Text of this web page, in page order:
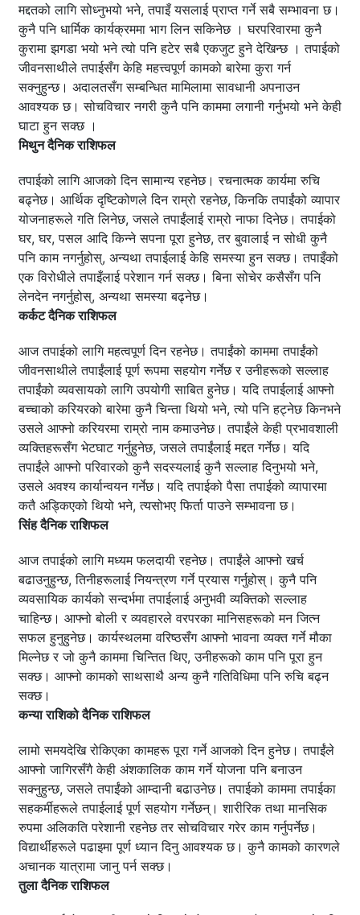
मद्दतको लागि सोध्नुभयो भने, तपाइँ यसलाई प्राप्त गर्ने सबै सम्भावना छ।
कुनै पनि धार्मिक कार्यक्रममा भाग लिन सकिनेछ । घरपरिवारमा कुनै
कुरामा झगडा भयो भने त्यो पनि हटेर सबै एकजुट हुने देखिन्छ । तपाईको
जीवनसाथीले तपाईसँग केहि महत्त्वपूर्ण कामको बारेमा कुरा गर्न
सक्नुहुन्छ। अदालतसँग सम्बन्धित मामिलामा सावधानी अपनाउन
आवश्यक छ। सोचविचार नगरी कुनै पनि काममा लगानी गर्नुभयो भने केही
घाटा हुन सक्छ ।
मिथुन दैनिक राशिफल
तपाईको लागि आजको दिन सामान्य रहनेछ। रचनात्मक कार्यमा रुचि
बढ्नेछ। आर्थिक दृष्टिकोणले दिन राम्रो रहनेछ, किनकि तपाईंको व्यापार
योजनाहरूले गति लिनेछ, जसले तपाईंलाई राम्रो नाफा दिनेछ। तपाईको
घर, घर, पसल आदि किन्ने सपना पूरा हुनेछ, तर बुवालाई न सोधी कुनै
पनि काम नगर्नुहोस्, अन्यथा तपाईलाई केहि समस्या हुन सक्छ। तपाइँको
एक विरोधीले तपाइँलाई परेशान गर्न सक्छ। बिना सोचेर कसैसँग पनि
लेनदेन नगर्नुहोस्, अन्यथा समस्या बढ्नेछ।
कर्कट दैनिक राशिफल
आज तपाईको लागि महत्वपूर्ण दिन रहनेछ। तपाईंको काममा तपाईंको
जीवनसाथीले तपाईंलाई पूर्ण रूपमा सहयोग गर्नेछ र उनीहरूको सल्लाह
तपाईंको व्यवसायको लागि उपयोगी साबित हुनेछ। यदि तपाईलाई आफ्नो
बच्चाको करियरको बारेमा कुनै चिन्ता थियो भने, त्यो पनि हट्नेछ किनभने
उसले आफ्नो करियरमा राम्रो नाम कमाउनेछ। तपाईंले केही प्रभावशाली
व्यक्तिहरूसँग भेटघाट गर्नुहुनेछ, जसले तपाईंलाई मद्दत गर्नेछ। यदि
तपाईंले आफ्नो परिवारको कुनै सदस्यलाई कुनै सल्लाह दिनुभयो भने,
उसले अवश्य कार्यान्वयन गर्नेछ। यदि तपाईको पैसा तपाईको व्यापारमा
कतै अड्किएको थियो भने, त्यसोभए फिर्ता पाउने सम्भावना छ।
सिंह दैनिक राशिफल
आज तपाईको लागि मध्यम फलदायी रहनेछ। तपाईंले आफ्नो खर्च
बढाउनुहुन्छ, तिनीहरूलाई नियन्त्रण गर्ने प्रयास गर्नुहोस्। कुनै पनि
व्यवसायिक कार्यको सन्दर्भमा तपाईलाई अनुभवी व्यक्तिको सल्लाह
चाहिन्छ। आफ्नो बोली र व्यवहारले वरपरका मानिसहरूको मन जित्न
सफल हुनुहुनेछ। कार्यस्थलमा वरिष्ठसँग आफ्नो भावना व्यक्त गर्ने मौका
मिल्नेछ र जो कुनै काममा चिन्तित थिए, उनीहरूको काम पनि पूरा हुन
सक्छ। आफ्नो कामको साथसाथै अन्य कुनै गतिविधिमा पनि रुचि बढ्न
सक्छ।
कन्या राशिको दैनिक राशिफल
लामो समयदेखि रोकिएका कामहरू पूरा गर्ने आजको दिन हुनेछ। तपाईंले
आफ्नो जागिरसँगै केही अंशकालिक काम गर्ने योजना पनि बनाउन
सक्नुहुन्छ, जसले तपाईंको आम्दानी बढाउनेछ। तपाईको काममा तपाईका
सहकर्मीहरूले तपाईलाई पूर्ण सहयोग गर्नेछन्। शारीरिक तथा मानसिक
रुपमा अलिकति परेशानी रहनेछ तर सोचविचार गरेर काम गर्नुपर्नेछ।
विद्यार्थीहरूले पढाइमा पूर्ण ध्यान दिनु आवश्यक छ। कुनै कामको कारणले
अचानक यात्रामा जानु पर्न सक्छ।
तुला दैनिक राशिफल